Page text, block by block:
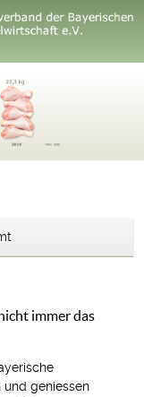
immer das
und geniessen